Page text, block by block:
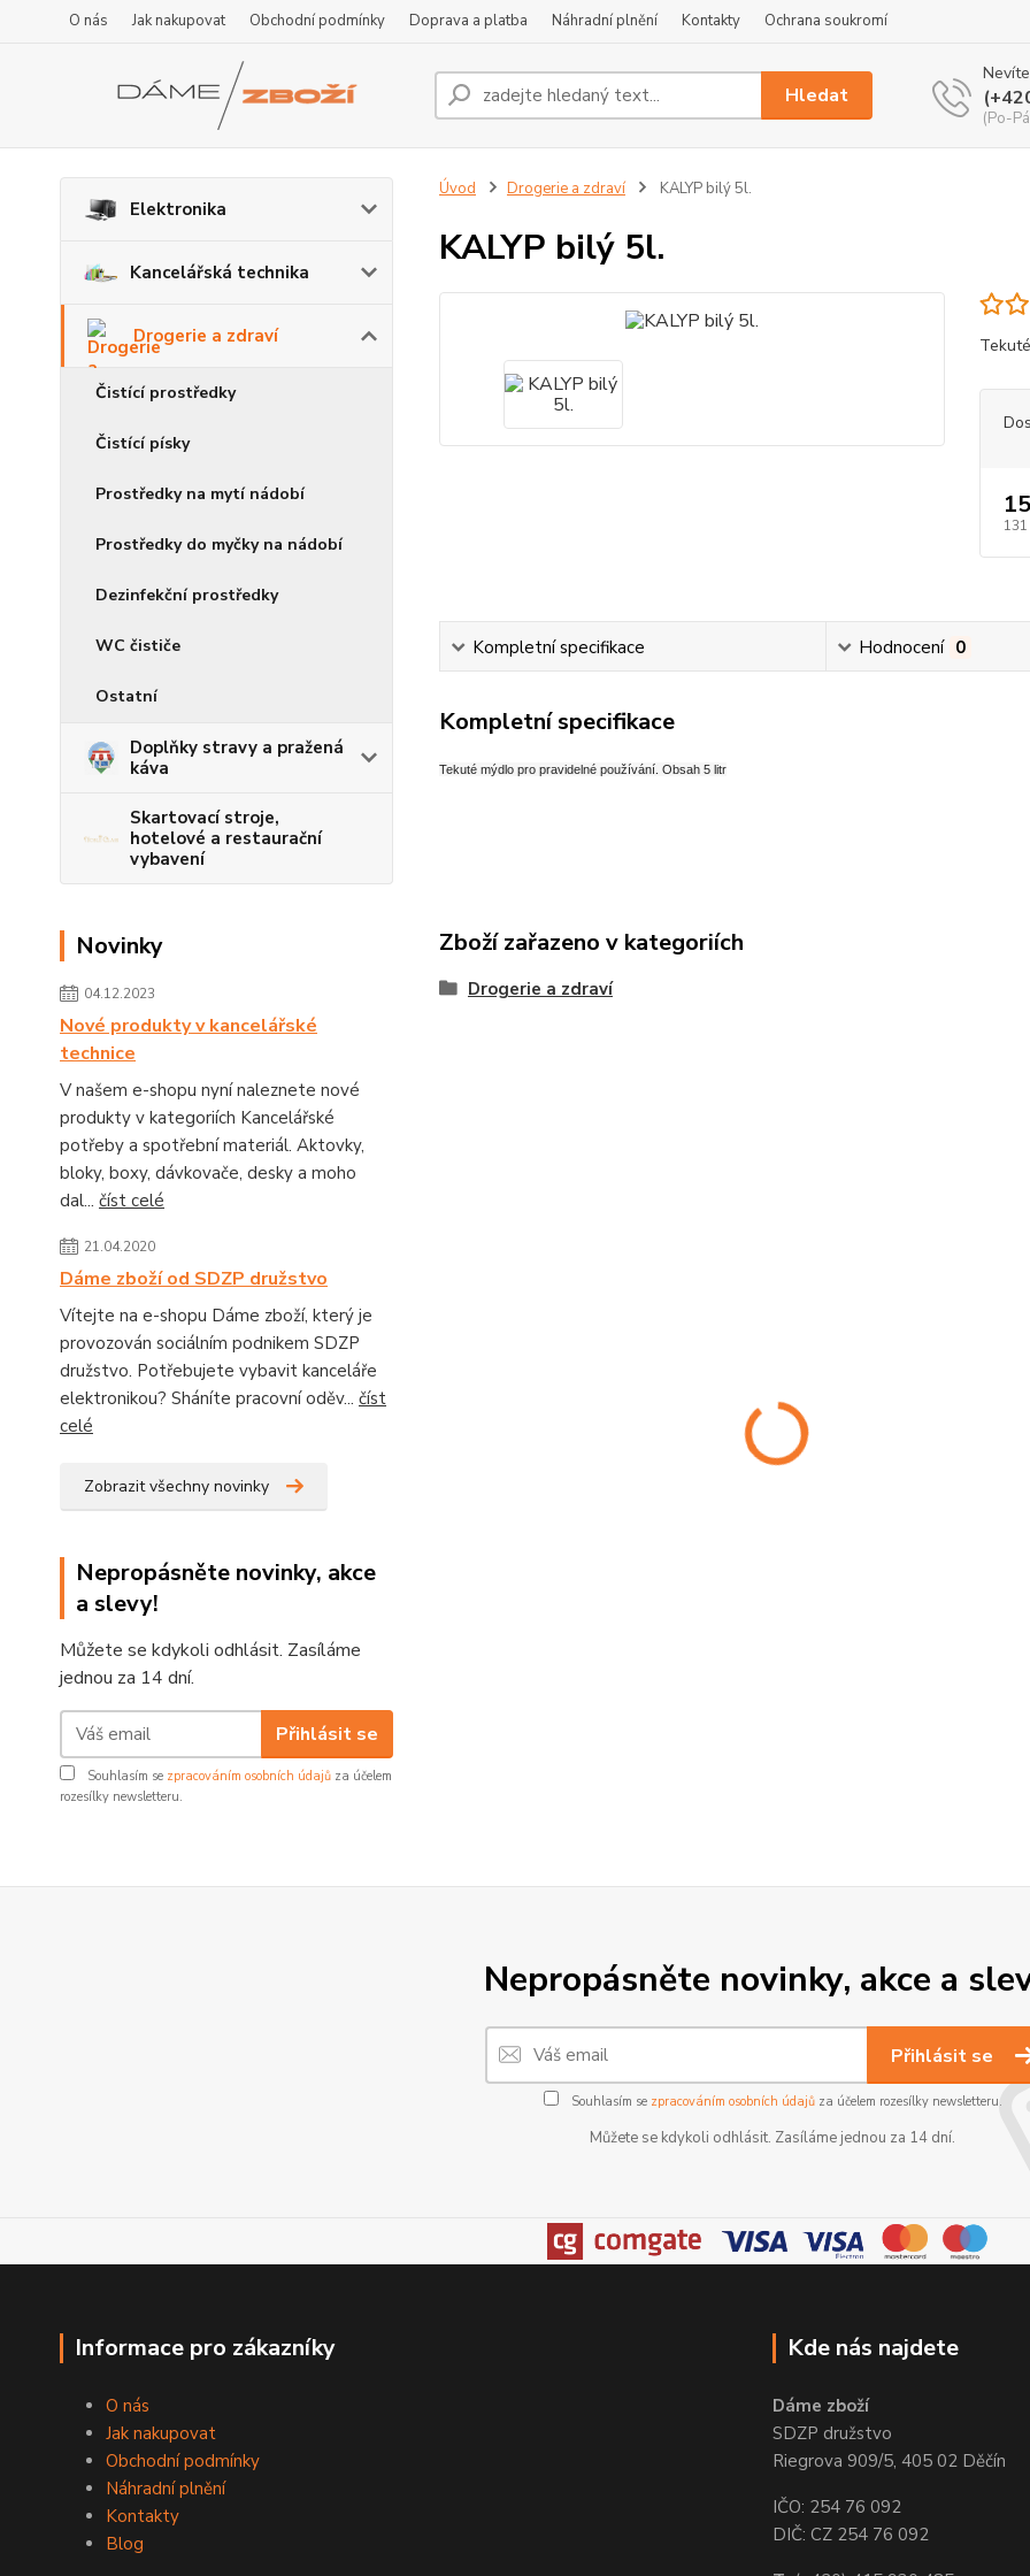
O nás Jak nakupovat Obchodní podmínky Doprava a platba Náhradní plnění Kontakty Ochrana soukromí
Hledat
(Po-
Elektronika
Kancelářská technika
Drogerie a zdraví
Čistící prostředky
Čistící písky
Prostředky na mytí nádobí
Prostředky do myčky na nádobí
Dezinfekční prostředky
WC čističe
Ostatní
Doplňky stravy a pražená
káva
Skartovací stroje,
hotelové a restaurační
vybavení
Novinky
04.12.2023
Nové produkty v kancelářské
technice
V našem e-shopu nyní naleznete nové
produkty v kategoriích Kancelářské
potřeby a spotřební materiál. Aktovky,
bloky, boxy, dávkovače, desky a moho
dal... číst celé
21.04.2020
Dáme zboží od SDZP družstvo
Vítejte na e-shopu Dáme zboží, který je
provozován sociálním podnikem SDZP
družstvo. Potřebujete vybavit kanceláře
elektronikou? Sháníte pracovní oděv... číst
celé
Zobrazit všechny novinky
Nepropásněte novinky, akce
a slevy!
Můžete se kdykoli odhlásit. Zasíláme
jednou za 14 dní.
Přihlásit se
Souhlasím se zpracováním osobních údajů za účelem
rozesílky newsletteru.
Úvod Drogerie a zdraví KALYP bilý 5l.
KALYP bilý 5l.
131
Kompletní specifikace Hodnocení 0
Kompletní specifikace
Tekuté mýdlo pro pravidelné používání. Obsah 5 litr
Zboží zařazeno v kategoriích
Drogerie a zdraví
Nepropásněte novinky, akce a
Přihlásit se
Souhlasím se zpracováním osobních údajůza účelem rozesílky newsletteru.
Můžete se kdykoli odhlásit. Zasíláme jednou za 14 dní.
Informace pro zákazníky
O nás
Jak nakupovat
Obchodní podmínky
Náhradní plnění
Kontakty
Blog
Kde nás najdete
Dáme zboží
SDZP družstvo
Riegrova 909/5, 405 02 Děčín
IČO: 254 76 092
DIČ: CZ 254 76 092